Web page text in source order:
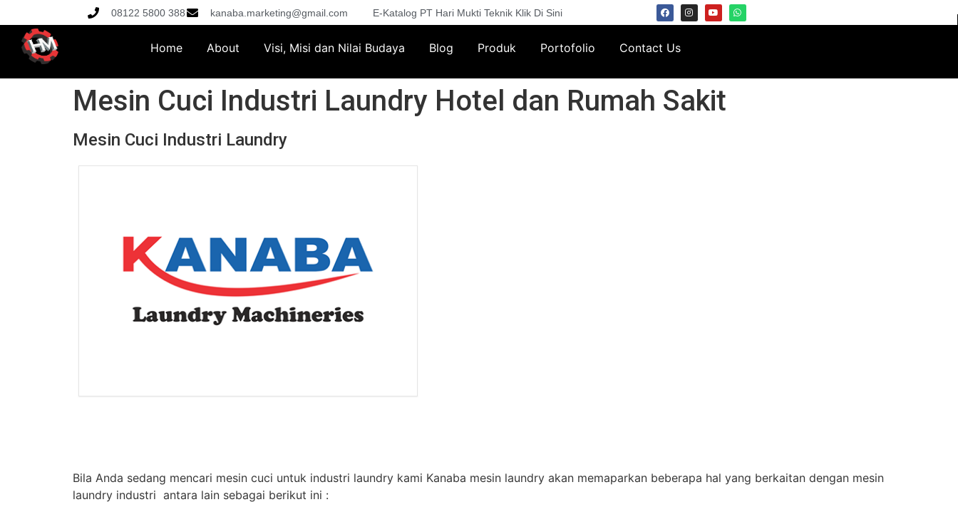
08122 5800 388 kanaba.marketing@gmail.com E-Katalog PT Hari Mukti Teknik Klik Di Sini
Home About Visi, Misi dan Nilai Budaya Blog Produk Portofolio Contact Us
Mesin Cuci Industri Laundry Hotel dan Rumah Sakit
Mesin Cuci Industri Laundry
Bila Anda sedang mencari mesin cuci untuk industri laundry kami Kanaba mesin laundry akan memaparkan beberapa hal yang berkaitan dengan mesin
laundry industri antara lain sebagai berikut ini :